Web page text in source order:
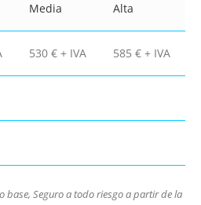
Media Alta
530 € + IVA 585 € + IVA
base, Seguro a todo riesgo a partir de la